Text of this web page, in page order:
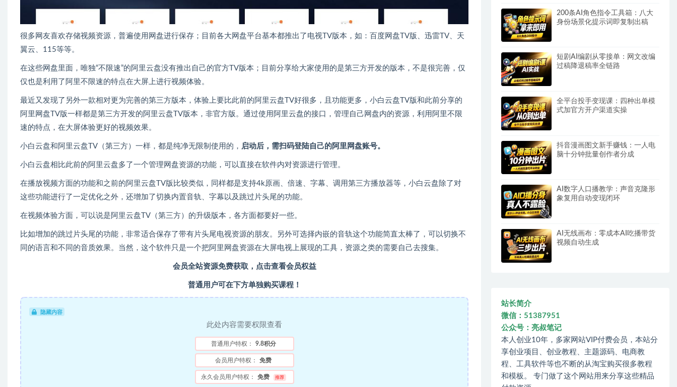
很多网友喜欢存储视频资源，普遍使用网盘进行保存；目前各大网盘平台基本都推出了电视TV版本，如：百度网盘TV版、迅雷TV、天
翼云、115等等。
在这些网盘里面，唯独“不限速”的阿里云盘没有推出自己的官方TV版本；目前分享给大家使用的是第三方开发的版本，不是很完善，仅
仅也是利用了阿里不限速的特点在大屏上进行视频体验。
最近又发现了另外一款相对更为完善的第三方版本，体验上要比此前的阿里云盘TV好很多，且功能更多，小白云盘TV版和此前分享的
阿里网盘TV版一样都是第三方开发的阿里云盘TV版本，非官方版。通过使用阿里云盘的接口，管理自己网盘内的资源，利用阿里不限
速的特点，在大屏体验更好的视频效果。
小白云盘和阿里云盘TV（第三方）一样，都是纯净无限制使用的， 启动后，需扫码登陆自己的阿里网盘账号。
小白云盘相比此前的阿里云盘多了一个管理网盘资源的功能，可以直接在软件内对资源进行管理。
在播放视频方面的功能和之前的阿里云盘TV版比较类似，同样都是支持4k原画、倍速、字幕、调用第三方播放器等，小白云盘除了对
这些功能进行了一定优化之外，还增加了切换内置音轨、字幕以及跳过片头尾的功能。
在视频体验方面，可以说是阿里云盘TV（第三方）的升级版本，各方面都要好一些。
比如增加的跳过片头尾的功能，非常适合保存了带有片头尾电视资源的朋友。另外可选择内嵌的音轨这个功能简直太棒了，可以切换不
同的语言和不同的音质效果。当然，这个软件只是一个把阿里网盘资源在大屏电视上展现的工具，资源之类的需要自己去搜集。
会员全站资源免费获取，点击查看会员权益
普通用户可在下方单独购买课程！
隐藏内容
此处内容需要权限查看
普通用户特权： 9.8积分
会员用户特权： 免费
永久会员用户特权： 免费 推荐
200条AI角色指令工具箱：八大
身份场景化提示词即复制出稿
短剧AI编剧从零接单：网文改编
过稿降退稿率全链路
全平台投手变现课：四种出单模
式加官方开户渠道实操
抖音漫画图文新手赚钱：一人电
脑十分钟批量创作者分成
AI数字人口播教学：声音克隆形
象复用自动变现闭环
AI无线画布：零成本AI吃播带货
视频自动生成
站长简介
微信：51387951
公众号：亮叔笔记
本人创业10年，多家网站VIP付费会员，本站分
享创业项目、创业教程、主题源码、电商教
程、工具软件等也不断的从淘宝购买很多教程
和模板。 专门做了这个网站用来分享这些精品